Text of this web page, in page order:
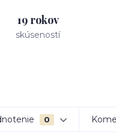
19 rokov
skúseností
0